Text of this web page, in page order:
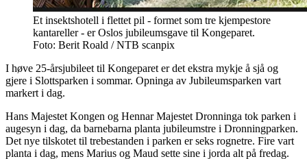
Et insektshotell i flettet pil - formet som tre kjempestore
kantareller - er Oslos jubileumsgave til Kongeparet.
Foto: Berit Roald / NTB scanpix
I høve 25-årsjubileet til Kongeparet er det ekstra mykje å sjå og
gjere i Slottsparken i sommar. Opninga av Jubileumsparken vart
markert i dag.
Hans Majestet Kongen og Hennar Majestet Dronninga tok parken i
augesyn i dag, da barnebarna planta jubileumstre i Dronningparken.
Det nye tilskotet til trebestanden i parken er seks rognetre. Fire vart
planta i dag, mens Marius og Maud sette sine i jorda alt på fredag.